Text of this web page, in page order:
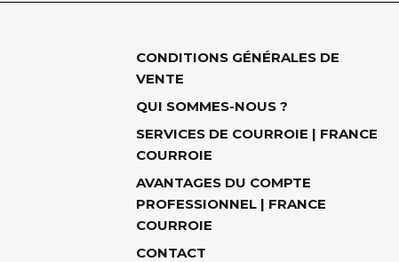
CONDITIONS GÉNÉRALES DE
VENTE
QUI SOMMES-NOUS ?
SERVICES DE COURROIE | FRANCE
COURROIE
AVANTAGES DU COMPTE
PROFESSIONNEL | FRANCE
COURROIE
CONTACT